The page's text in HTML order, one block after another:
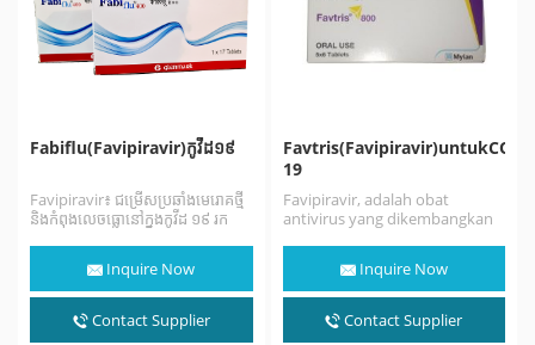
Fabiflu(Favipiravir)កូវីដ១៩
Favipiravir៖ ជម្រើសប្រឆាំងមេរោគថ្មី
និងកំពុងលេចធ្លោនៅក្នុងកូវីដ ១៩ រក
ប្រទេសជប៉ុន favipiravir គឺជា
អាណាឡូក pyrazine ដែលបានកែប្រែ
ដែលត្រូវបានអនុម័តដំបូងសម្រាប់ការប្រើ
ប្រាស់ព្យាបាលក្នុងករណីធន់នឹងជំងឺ
Inquire Now
Contact Supplier
19
Favipiravir, adalah obat
antivirus yang dikembangkan
memiliki aktivitas…
Inquire Now
Contact Supplier